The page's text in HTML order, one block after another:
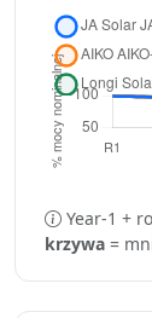
Year-1 +
krzywa =